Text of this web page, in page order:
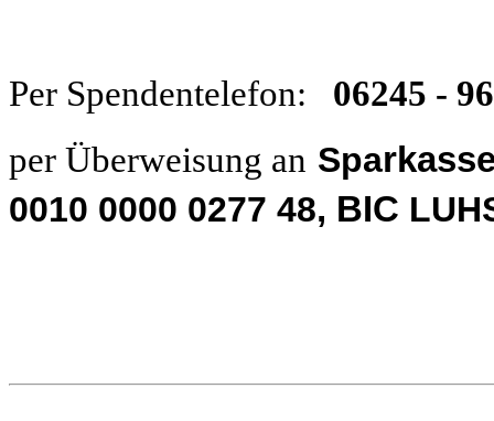
Per Spendentelefon: 06245 -
per Überweisung an Spa
0010 0000 0277 48, BIC